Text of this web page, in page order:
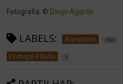
Fotografia: © Diogo Agante
LABELS: Bom(bom) 106
Portugal é lindo 1